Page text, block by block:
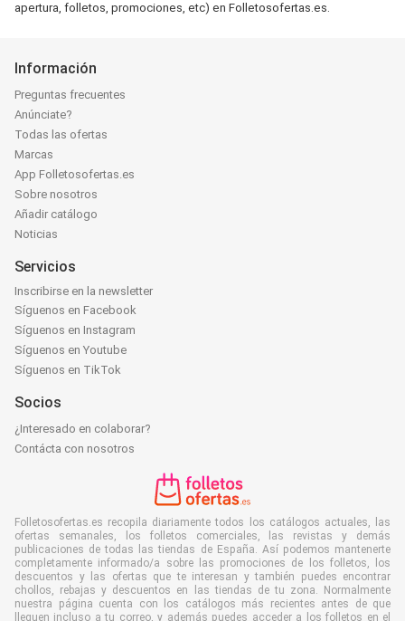
apertura, folletos, promociones, etc) en Folletosofertas.es.
Información
Preguntas frecuentes
Anúnciate?
Todas las ofertas
Marcas
App Folletosofertas.es
Sobre nosotros
Añadir catálogo
Noticias
Servicios
Inscribirse en la newsletter
Síguenos en Facebook
Síguenos en Instagram
Síguenos en Youtube
Síguenos en TikTok
Socios
¿Interesado en colaborar?
Contácta con nosotros
Folletosofertas.es recopila diariamente todos los catálogos actuales, las
ofertas semanales, los folletos comerciales, las revistas y demás
publicaciones de todas las tiendas de España. Así podemos mantenerte
completamente informado/a sobre las promociones de los folletos, los
descuentos y las ofertas que te interesan y también puedes encontrar
chollos, rebajas y descuentos en las tiendas de tu zona. Normalmente
nuestra página cuenta con los catálogos más recientes antes de que
lleguen incluso a tu correo, y además puedes acceder a los folletos en el